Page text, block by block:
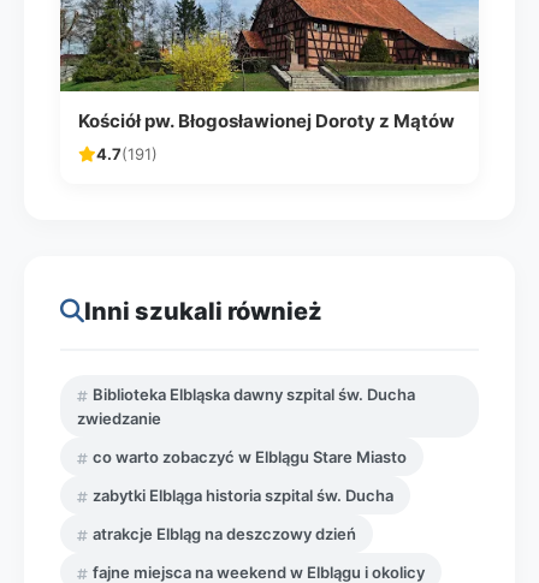
Kościół pw. Błogosławionej Doroty z Mątów
4.7(191)
Inni szukali również
Biblioteka Elbląska dawny szpital św. Ducha
zwiedzanie
co warto zobaczyć w Elblągu Stare Miasto
zabytki Elbląga historia szpital św. Ducha
atrakcje Elbląg na deszczowy dzień
fajne miejsca na weekend w Elblągu i okolicy